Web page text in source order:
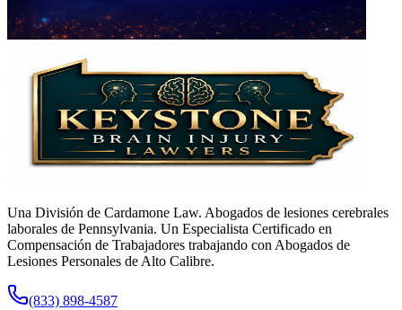
Una División de Cardamone Law. Abogados de lesiones cerebrales
laborales de Pennsylvania. Un Especialista Certificado en
Compensación de Trabajadores trabajando con Abogados de
Lesiones Personales de Alto Calibre.
(833) 898-4587